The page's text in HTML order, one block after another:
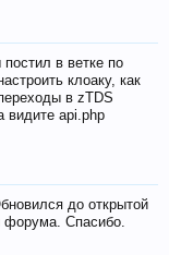
в ветке по
клоаку, как
в zTDS
видите api.php
до открытой
форума. Спасибо.